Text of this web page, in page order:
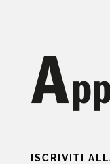
ISCRIVITI